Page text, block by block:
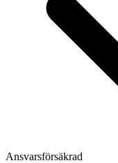
Ansvarsförsäkrad